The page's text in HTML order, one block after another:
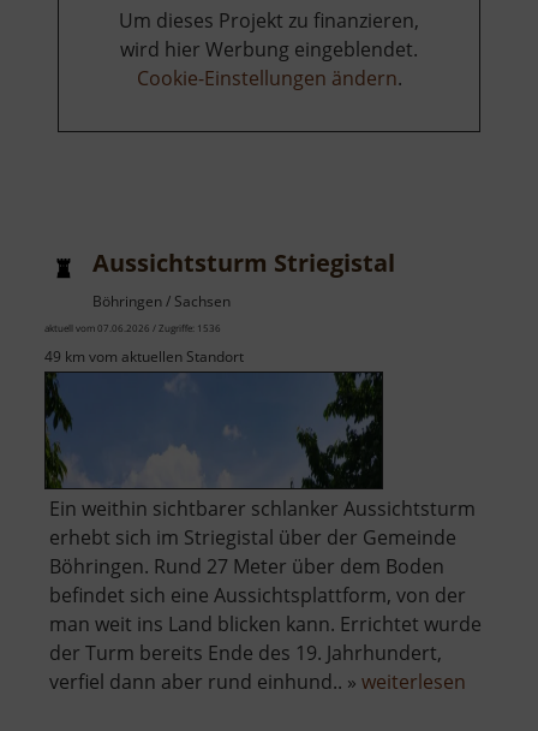
Um dieses Projekt zu finanzieren,
wird hier Werbung eingeblendet.
Cookie-Einstellungen ändern.
Aussichtsturm Striegistal
Böhringen / Sachsen
aktuell vom 07.06.2026 / Zugriffe: 1536
49 km vom aktuellen Standort
Ein weithin sichtbarer schlanker Aussichtsturm
erhebt sich im Striegistal über der Gemeinde
Böhringen. Rund 27 Meter über dem Boden
befindet sich eine Aussichtsplattform, von der
man weit ins Land blicken kann. Errichtet wurde
der Turm bereits Ende des 19. Jahrhundert,
verfiel dann aber rund einhund.. » weiterlesen